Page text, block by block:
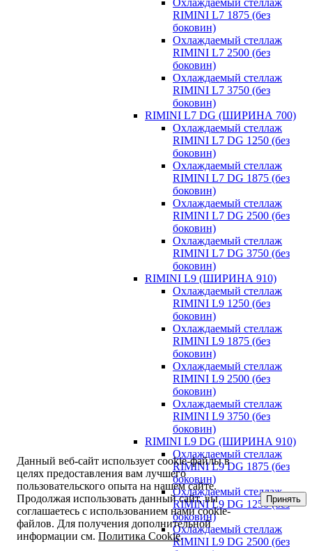
Охлаждаемый стеллаж
RIMINI L7 1875 (без
боковин)
Охлаждаемый стеллаж
RIMINI L7 2500 (без
боковин)
Охлаждаемый стеллаж
RIMINI L7 3750 (без
боковин)
RIMINI L7 DG (ШИРИНА 700)
Охлаждаемый стеллаж
RIMINI L7 DG 1250 (без
боковин)
Охлаждаемый стеллаж
RIMINI L7 DG 1875 (без
боковин)
Охлаждаемый стеллаж
RIMINI L7 DG 2500 (без
боковин)
Охлаждаемый стеллаж
RIMINI L7 DG 3750 (без
боковин)
RIMINI L9 (ШИРИНА 910)
Охлаждаемый стеллаж
RIMINI L9 1250 (без
боковин)
Охлаждаемый стеллаж
RIMINI L9 1875 (без
боковин)
Охлаждаемый стеллаж
RIMINI L9 2500 (без
боковин)
Охлаждаемый стеллаж
RIMINI L9 3750 (без
боковин)
RIMINI L9 DG (ШИРИНА 910)
Охлаждаемый стеллаж
RIMINI L9 DG 1875 (без
боковин)
Охлаждаемый стеллаж
RIMINI L9 DG 1250 (без
боковин)
Охлаждаемый стеллаж
RIMINI L9 DG 2500 (без
Данный веб-сайт использует cookie-файлы в
целях предоставления вам лучшего
пользовательского опыта на нашем сайте.
Продолжая использовать данный сайт, вы
соглашаетесь с использованием нами cookie-
файлов. Для получения дополнительной
информации см.Политика Cookie.
Принять